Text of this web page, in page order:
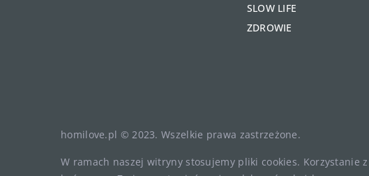
SLOW LIFE
ZDROWIE
homilove.pl © 2023. Wszelkie prawa zastrzeżone.
W ramach naszej witryny stosujemy pliki cookies. Korzystanie